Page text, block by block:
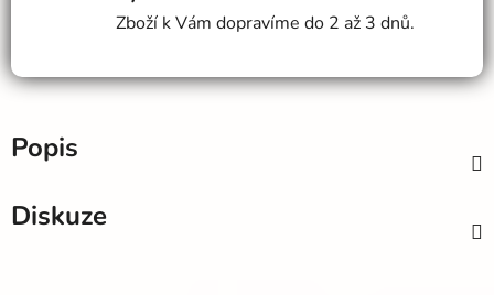
Zboží k Vám dopravíme do 2 až 3 dnů.
Popis
Diskuze